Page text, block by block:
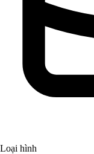
Loại hình